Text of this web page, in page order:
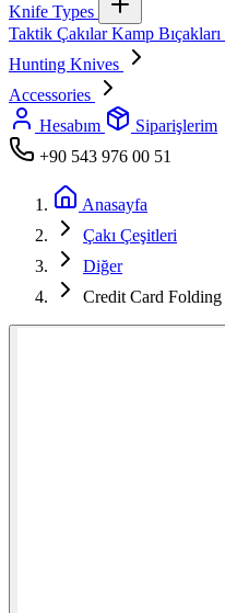
Knife Types
Taktik ÇakılarKamp Bıçakları
Hunting Knives
Accessories
Hesabım
Siparişlerim
+90 543 976 00 51
Anasayfa
Çakı Çeşitleri
Diğer
Credit Card